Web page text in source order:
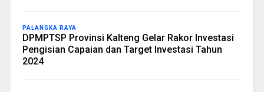
PALANGKA RAYA
DPMPTSP Provinsi Kalteng Gelar Rakor Investasi
Pengisian Capaian dan Target Investasi Tahun
2024